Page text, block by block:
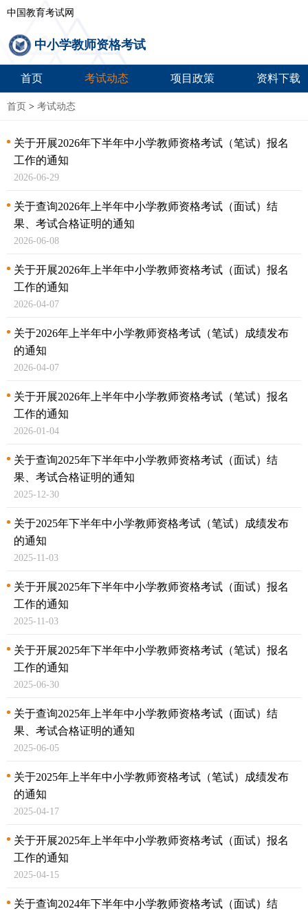
中国教育考试网
中小学教师资格考试
首页 考试动态 项目政策 资料下载
首页 > 考试动态
关于开展2026年下半年中小学教师资格考试（笔试） 报名
工作的通知
2026-06-29
关于查询2026年上半年中小学教师资格考试（面试）结
果、 考试合格证明的通知
2026-06-08
关于开展2026年上半年中小学教师资格考试（面试） 报名
工作的通知
2026-04-07
关于2026年上半年中小学教师资格考试（笔试）
成绩发布
的通知
2026-04-07
关于开展2026年上半年中小学教师资格考试（笔试） 报名
工作的通知
2026-01-04
关于查询2025年下半年中小学教师资格考试（面试）结
果、 考试合格证明的通知
2025-12-30
关于2025年下半年中小学教师资格考试（笔试）
成绩发布
的通知
2025-11-03
关于开展2025年下半年中小学教师资格考试（面试） 报名
工作的通知
2025-11-03
关于开展2025年下半年中小学教师资格考试（笔试） 报名
工作的通知
2025-06-30
关于查询2025年上半年中小学教师资格考试（面试）结
果、 考试合格证明的通知
2025-06-05
关于2025年上半年中小学教师资格考试（笔试）
成绩发布
的通知
2025-04-17
关于开展2025年上半年中小学教师资格考试（面试） 报名
工作的通知
2025-04-15
关于查询2024年下半年中小学教师资格考试（面试） 结